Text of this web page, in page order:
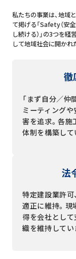
私たちの事業は、地域
て掲げる「Safety（安全
し続ける）」の3つを
して地域社会に開かれ
徹
「まず自分／仲
ミーティングや
害を追求。各
体制を構築して
法
特定建設業許可
適正に維持。
得を会社とし
織を維持してい